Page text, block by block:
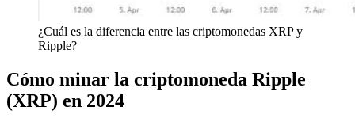
¿Cuál es la diferencia entre las criptomonedas XRP y
Ripple?
Cómo minar la criptomoneda Ripple
(XRP) en 2024